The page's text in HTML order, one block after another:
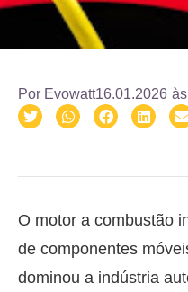
Por Evowatt16.01.2026 às
O motor a combustão
de componentes
dominou a indústria